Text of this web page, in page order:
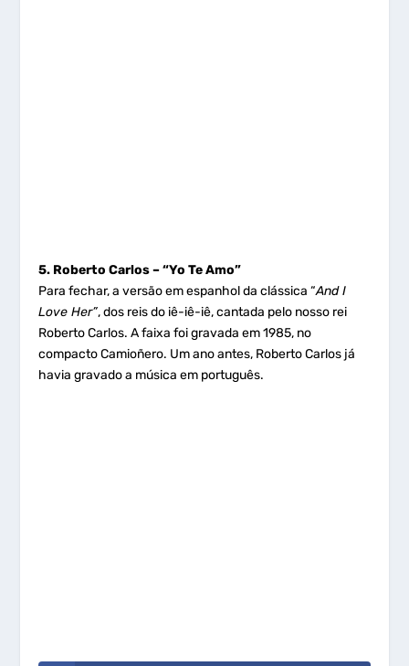
5. Roberto Carlos – “Yo Te Amo”
Para fechar, a versão em espanhol da clássica “And I
Love Her”, dos reis do iê-iê-iê, cantada pelo nosso rei
Roberto Carlos. A faixa foi gravada em 1985, no
compacto Camioñero. Um ano antes, Roberto Carlos já
havia gravado a música em português.